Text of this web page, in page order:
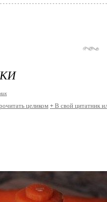
целиком+ В свой цитатник